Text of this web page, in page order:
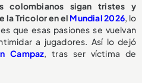
colombianos sigan tristes y
la Tricolor en el Mundial 2026, lo
que esas pasiones se vuelvan
a jugadores. Así lo dejó
Campaz, tras ser víctima de